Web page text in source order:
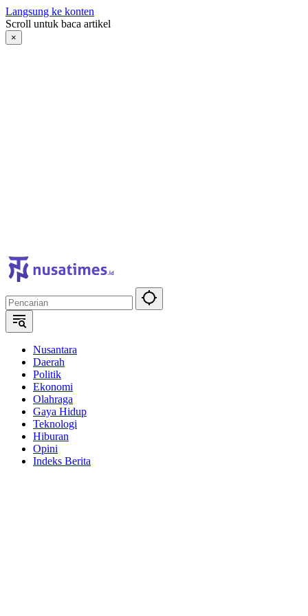
Langsung ke konten
Scroll untuk baca artikel
×
Nusantara
Daerah
Politik
Ekonomi
Olahraga
Gaya Hidup
Teknologi
Hiburan
Opini
Indeks Berita